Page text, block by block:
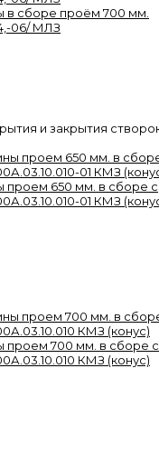
в сборе проём 700 мм.
06/ МЛЗ
и закрытия
проем 650 мм. в сборе с
01 КМЗ
проем 700 мм. в сборе с
КМЗ (конус)